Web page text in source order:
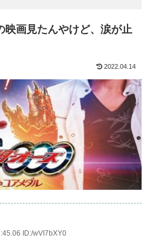
映画見たんやけど、涙が止
2022.04.14
ID:/wVI7bXY0